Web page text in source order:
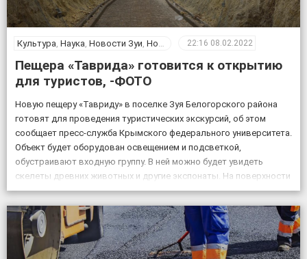
Культура Наука Новости Зуи Новости Крыма ,Общество
22:16 08.02.2022
Пещера «Таврида» готовится к открытию
для туристов, -ФОТО
Новую пещеру «Тавриду» в поселке Зуя Белогорского района
готовят для проведения туристических экскурсий, об этом
сообщает пресс-служба Крымского федерального университета.
Объект будет оборудован освещением и подсветкой,
обустраивают входную группу. В ней можно будет увидеть
скелеты древних животных и другие экспонаты. На поверхности
возле пещеры появится музей и ландшафтный парк. Фото:
пресс-служба КФУ Дата открытия уникального […]